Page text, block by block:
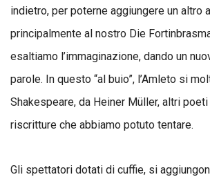
indietro, per poterne aggiungere un altro
principalmente al nostro Die
esaltiamo l’immaginazione, dando un
parole. In questo “al buio”, l’Amleto si
Shakespeare, da Heiner Müller, altri
riscritture che abbiamo potuto tentare.
Gli spettatori dotati di cuffie, si